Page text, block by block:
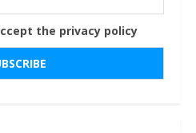
the privacy policy